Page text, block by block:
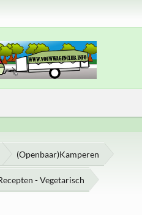
(Openbaar)Kamperen
- Vegetarisch